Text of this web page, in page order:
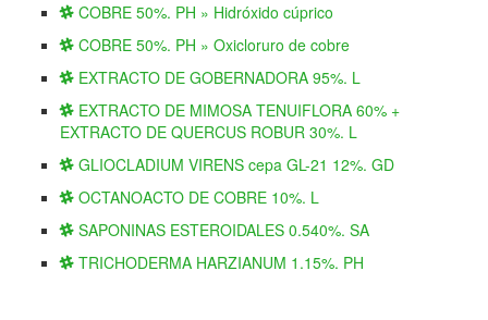
COBRE 50%. PH » Hidróxido cúprico
COBRE 50%. PH » Oxicloruro de cobre
EXTRACTO DE GOBERNADORA 95%. L
EXTRACTO DE MIMOSA TENUIFLORA 60% +
EXTRACTO DE QUERCUS ROBUR 30%. L
GLIOCLADIUM VIRENS cepa GL-21 12%. GD
OCTANOACTO DE COBRE 10%. L
SAPONINAS ESTEROIDALES 0.540%. SA
TRICHODERMA HARZIANUM 1.15%. PH